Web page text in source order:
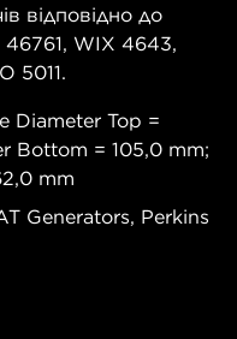
відповідно до
WIX 4643,
5011.
Diameter Top =
Bottom = 105,0 mm;
mm
Generators, Perkins